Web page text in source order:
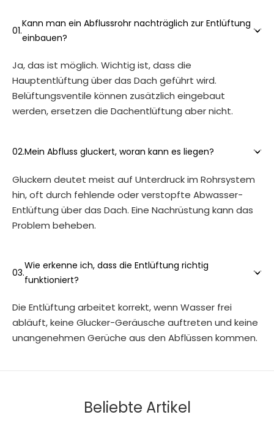
01.
Kann man ein Abflussrohr nachträglich zur Entlüftung
einbauen?

Ja, das ist möglich. Wichtig ist, dass die
Hauptentlüftung über das Dach geführt wird.
Belüftungsventile können zusätzlich eingebaut
werden, ersetzen die Dachentlüftung aber nicht.
02.Mein Abfluss gluckert, woran kann es liegen? 
Gluckern deutet meist auf Unterdruck im Rohrsystem
hin, oft durch fehlende oder verstopfte Abwasser-
Entlüftung über das Dach. Eine Nachrüstung kann das
Problem beheben.
03.
Wie erkenne ich, dass die Entlüftung richtig
funktioniert?

Die Entlüftung arbeitet korrekt, wenn Wasser frei
abläuft, keine Glucker-Geräusche auftreten und keine
unangenehmen Gerüche aus den Abflüssen kommen.
Beliebte Artikel